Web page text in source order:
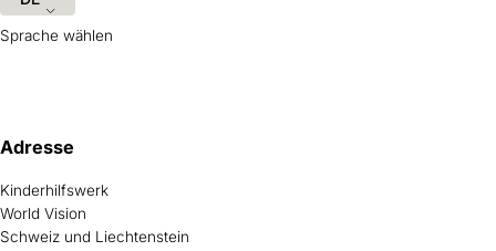
Adresse
Kinderhilfswerk
World Vision
Schweiz und Liechtenstein
Sprache wählen